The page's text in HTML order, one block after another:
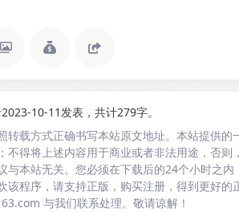
10-11发表，共计279字。
转载方式正确书写本站原文地址。本站提供的
不得将上述内容用于商业或者非法用途，否则
与本站无关。您必须在下载后的24个小时之内
该程序，请支持正版，购买注册，得到更好的
与我们联系处理。敬请谅解！